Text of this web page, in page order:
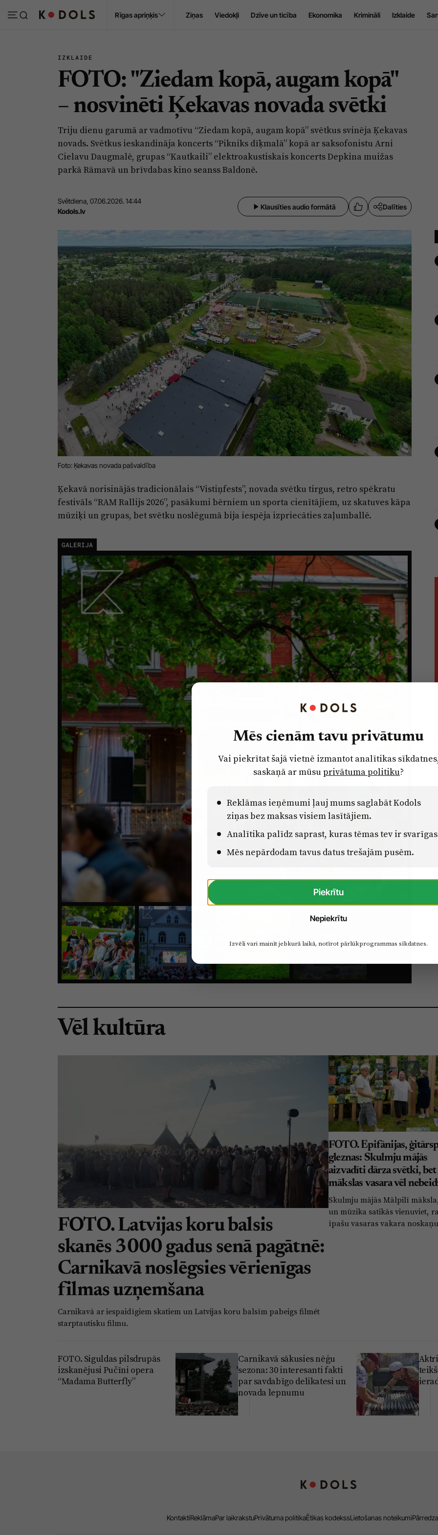
Rīgas apriņķis Ziņas Viedokļi Dzīve un ticība Ekonomika Krimināli Izklaide
IZKLAIDE
FOTO: "Ziedam kopā, augam kopā"
– nosvinēti Ķekavas novada svētki
Triju dienu garumā ar vadmotīvu “Ziedam kopā, augam kopā” svētkus svinēja Ķekavas
novads. Svētkus ieskandināja koncerts “Pikniks dīķmalā” kopā ar saksofonistu Arni
Cielavu Daugmalē, grupas “Kautkaili” elektroakustiskais koncerts Depkina muižas
parkā Rāmavā un brīvdabas kino seanss Baldonē.
Svētdiena, 07.06.2026. 14:44
Kodols.lv
Klausīties audio formātā Dalīties
Foto: Ķekavas novada pašvaldība
Ķekavā norisinājās tradicionālais “Vistiņfests”, novada svētku tirgus, retro spēkratu
festivāls “RAM Rallijs 2026”, pasākumi bērniem un sporta cienītājiem, uz skatuves kāpa
mūziķi un grupas, bet svētku noslēgumā bija iespēja izpriecāties zaļumballē.
GALERIJA
49 BILDES
Vēl kultūra
FOTO. Latvijas koru balsis
skanēs 3000 gadus senā pagātnē:
Carnikavā noslēgsies vērienīgas
filmas uzņemšana
Carnikavā ar iespaidīgiem skatiem un Latvijas koru balsīm pabeigs filmēt
starptautisku filmu.
FOTO. Epifānijas,
gleznas: Skulmju mājās
aizvadīti dārza svētki, bet
mākslas vasara vēl
Skulmju mājās Mālpilī
un mūzika satikās vienuviet,
īpašu vasaras vakara
FOTO. Siguldas pilsdrupās
izskanējusi Pučīni opera
“Madama Butterfly”
Carnikavā sākusies nēģu
sezona: 30 interesanti fakti
par savdabīgo delikatesi un
novada lepnumu
KontaktiReklāmaPar laikrakstuPrivātuma politikaĒtikas kodekssLietošanas noteikumi
Mēs cienām tavu privātumu
Vai piekrītat šajā vietnē izmantot analītikas
saskaņā ar mūsuprivātuma politiku?
Reklāmas ieņēmumi ļauj mums saglabāt Kodols
ziņas bez maksas visiem lasītājiem.
Analītika palīdz saprast, kuras tēmas tev ir
Mēs nepārdodam tavus datus trešajām pusēm.
Piekrītu
Nepiekrītu
Izvēli vari mainīt jebkurā laikā, notīrot pārlūkprogrammas sīkdatnes.